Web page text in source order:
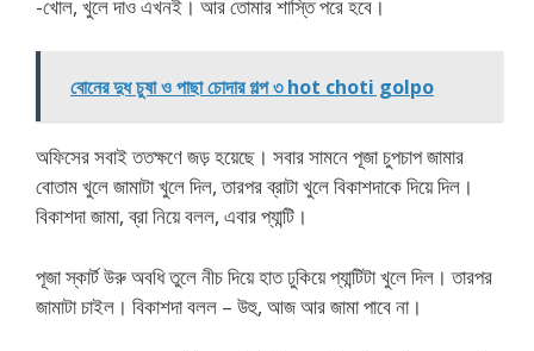
-খোল, খুলে দাও এখনই। আর তোমার শাস্তি পরে হবে।
বোনের দুধ চুষা ও পাছা চোদার গল্প ৩ hot choti golpo
অফিসের সবাই ততক্ষণে জড় হয়েছে। সবার সামনে পূজা চুপচাপ জামার
বোতাম খুলে জামাটা খুলে দিল, তারপর ব্রাটা খুলে বিকাশদাকে দিয়ে দিল।
বিকাশদা জামা, ব্রা নিয়ে বলল, এবার প্যান্টি।
পূজা স্কার্ট উরু অবধি তুলে নীচ দিয়ে হাত ঢুকিয়ে প্যান্টিটা খুলে দিল। তারপর
জামাটা চাইল। বিকাশদা বলল – উহু, আজ আর জামা পাবে না।